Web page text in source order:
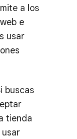
a los
e
usar
buscas
tienda